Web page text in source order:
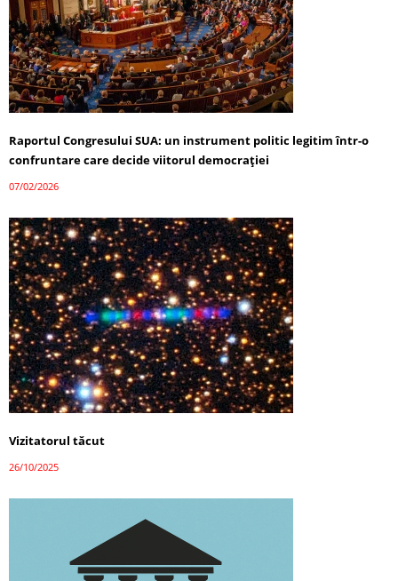
Raportul Congresului SUA: un instrument politic legitim într-o
confruntare care decide viitorul democrației
07/02/2026
Vizitatorul tăcut
26/10/2025